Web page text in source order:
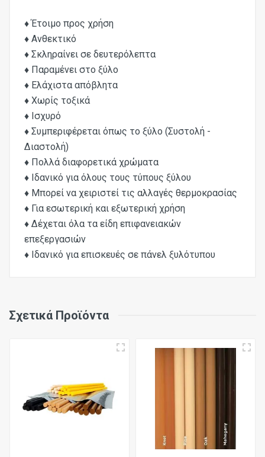
♦ Έτοιμο προς χρήση
♦ Ανθεκτικό
♦ Σκληραίνει σε δευτερόλεπτα
♦ Παραμένει στο ξύλο
♦ Ελάχιστα απόβλητα
♦ Χωρίς τοξικά
♦ Ισχυρό
♦ Συμπεριφέρεται όπως το ξύλο (Συστολή -
Διαστολή)
♦ Πολλά διαφορετικά χρώματα
♦ Ιδανικό για όλους τους τύπους ξύλου
♦ Μπορεί να χειριστεί τις αλλαγές θερμοκρασίας
♦ Για εσωτερική και εξωτερική χρήση
♦ Δέχεται όλα τα είδη επιφανειακών
επεξεργασιών
♦ Ιδανικό για επισκευές σε πάνελ ξυλότυπου
Μήκος
Σχετικά Προϊόντα